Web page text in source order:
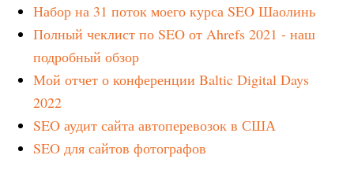
Набор на 31 поток моего курса SEO Шаолинь
Полный чеклист по SEO от Ahrefs 2021 - наш
подробный обзор
Мой отчет о конференции Baltic Digital Days
2022
SEO аудит сайта автоперевозок в США
SEO для сайтов фотографов